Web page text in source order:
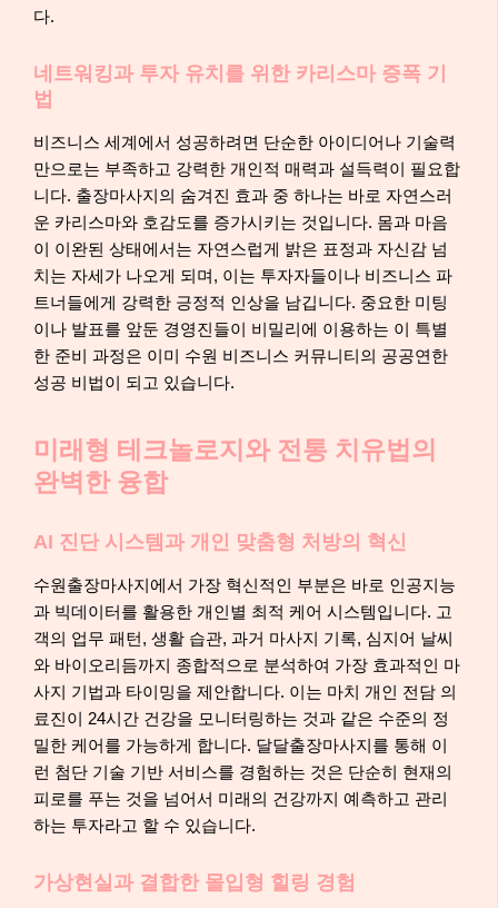
다.
네트워킹과 투자 유치를 위한 카리스마 증폭 기
법
비즈니스 세계에서 성공하려면 단순한 아이디어나 기술력
만으로는 부족하고 강력한 개인적 매력과 설득력이 필요합
니다. 출장마사지의 숨겨진 효과 중 하나는 바로 자연스러
운 카리스마와 호감도를 증가시키는 것입니다. 몸과 마음
이 이완된 상태에서는 자연스럽게 밝은 표정과 자신감 넘
치는 자세가 나오게 되며, 이는 투자자들이나 비즈니스 파
트너들에게 강력한 긍정적 인상을 남깁니다. 중요한 미팅
이나 발표를 앞둔 경영진들이 비밀리에 이용하는 이 특별
한 준비 과정은 이미 수원 비즈니스 커뮤니티의 공공연한
성공 비법이 되고 있습니다.
미래형 테크놀로지와 전통 치유법의
완벽한 융합
AI 진단 시스템과 개인 맞춤형 처방의 혁신
수원출장마사지에서 가장 혁신적인 부분은 바로 인공지능
과 빅데이터를 활용한 개인별 최적 케어 시스템입니다. 고
객의 업무 패턴, 생활 습관, 과거 마사지 기록, 심지어 날씨
와 바이오리듬까지 종합적으로 분석하여 가장 효과적인 마
사지 기법과 타이밍을 제안합니다. 이는 마치 개인 전담 의
료진이 24시간 건강을 모니터링하는 것과 같은 수준의 정
밀한 케어를 가능하게 합니다. 달달출장마사지를 통해 이
런 첨단 기술 기반 서비스를 경험하는 것은 단순히 현재의
피로를 푸는 것을 넘어서 미래의 건강까지 예측하고 관리
하는 투자라고 할 수 있습니다.
가상현실과 결합한 몰입형 힐링 경험